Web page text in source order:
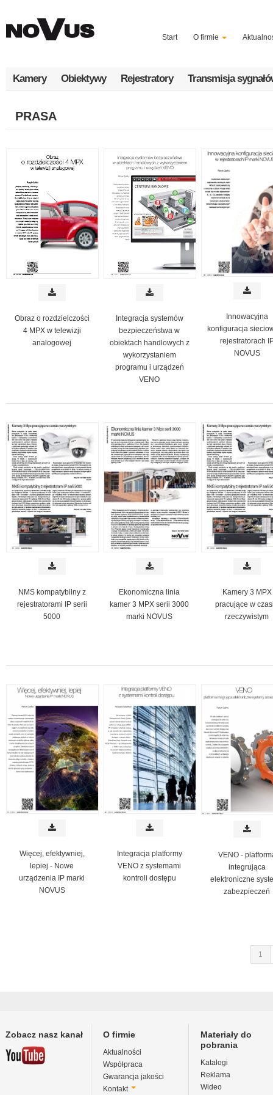
treści
Start O firmie
Kamery Obiektywy Rejestratory Transmisja
PRASA
Obraz o rozdzielczości
4 MPX w telewizji
analogowej
Integracja systemów
bezpieczeństwa w
obiektach handlowych z
wykorzystaniem
programu i urządzeń
VENO
Innowacyjna
konfiguracja
rejestratorach
NOVUS
NMS kompatybilny z
rejestratorami IP serii
5000
Ekonomiczna linia
kamer 3 MPX serii 3000
marki NOVUS
Kamery 3 MPX
pracujące w
rzeczywistym
Więcej, efektywniej,
lepiej - Nowe
urządzenia IP marki
NOVUS
Integracja platformy
VENO z systemami
kontroli dostępu
VENO -
integrująca
elektroniczne
zabezpieczeń
1
Zobacz nasz kanał O firmie
Aktualności
Współpraca
Gwarancja jakości
Kontakt
Materiały do
pobrania
Katalogi
Reklama
Wideo